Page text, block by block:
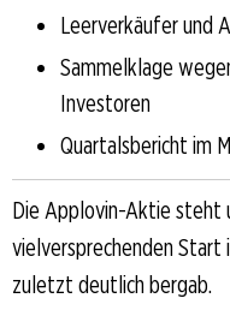
Leerverkäufer und
Sammelklage
Investoren
Quartalsbericht im
Die Applovin-Aktie steht
vielversprechenden Start
zuletzt deutlich bergab.